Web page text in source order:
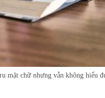
mặt chữ nhưng vẫn không hiểu